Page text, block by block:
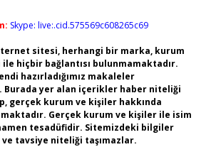
Skype: live:.cid.575569c608265c69
sitesi, herhangi bir marka, kurum
hiçbir bağlantısı bulunmamaktadır.
hazırladığımız makaleler
Burada yer alan içerikler haber niteliği
gerçek kurum ve kişiler hakkında
Gerçek kurum ve kişiler ile isim
tesadüfidir. Sitemizdeki bilgiler
tavsiye niteliği taşımazlar.